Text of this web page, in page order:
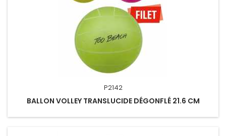
P2142
BALLON VOLLEY TRANSLUCIDE DÉGONFLÉ 21.6 CM